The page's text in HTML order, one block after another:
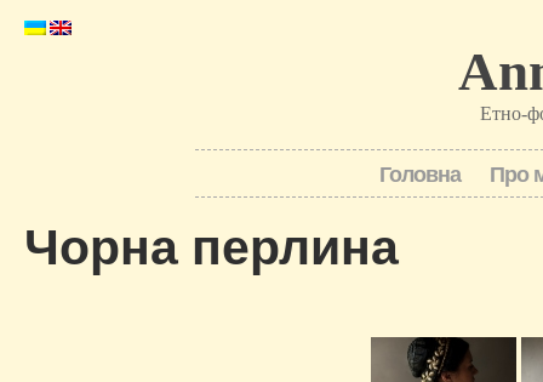
Етно-
Головна Про
Чорна перлина